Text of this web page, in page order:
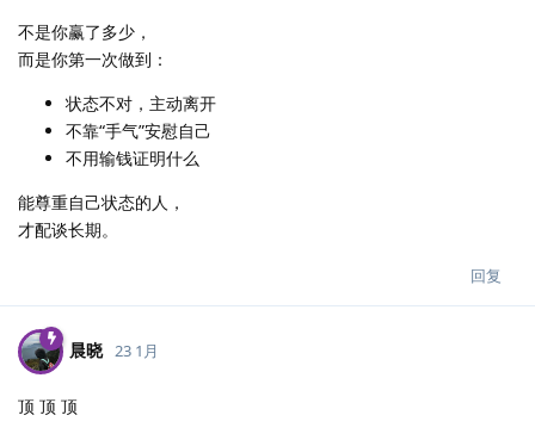
不是你赢了多少，
而是你第一次做到：
状态不对，主动离开
不靠“手气”安慰自己
不用输钱证明什么
能尊重自己状态的人，
才配谈长期。
回复
晨晓 23 1月
顶 顶 顶